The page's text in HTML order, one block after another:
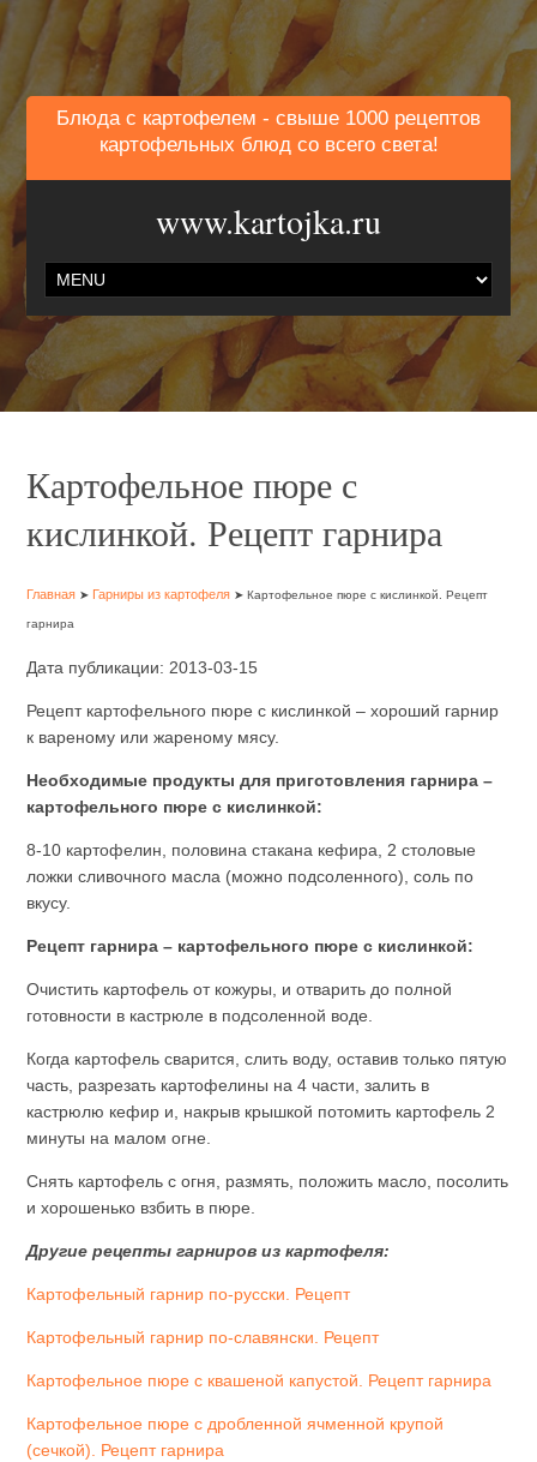
Блюда с картофелем - свыше 1000 рецептов
картофельных блюд со всего света!
www.kartojka.ru
Картофельное пюре с
кислинкой. Рецепт гарнира
Главная ➤ Гарниры из картофеля ➤ Картофельное пюре с кислинкой. Рецепт
гарнира
Дата публикации: 2013-03-15
Рецепт картофельного пюре с кислинкой – хороший гарнир
к вареному или жареному мясу.
Необходимые продукты для приготовления гарнира –
картофельного пюре с кислинкой:
8-10 картофелин, половина стакана кефира, 2 столовые
ложки сливочного масла (можно подсоленного), соль по
вкусу.
Рецепт гарнира – картофельного пюре с кислинкой:
Очистить картофель от кожуры, и отварить до полной
готовности в кастрюле в подсоленной воде.
Когда картофель сварится, слить воду, оставив только пятую
часть, разрезать картофелины на 4 части, залить в
кастрюлю кефир и, накрыв крышкой потомить картофель 2
минуты на малом огне.
Снять картофель с огня, размять, положить масло, посолить
и хорошенько взбить в пюре.
Другие рецепты гарниров из картофеля:
Картофельный гарнир по-русски. Рецепт
Картофельный гарнир по-славянски. Рецепт
Картофельное пюре с квашеной капустой. Рецепт гарнира
Картофельное пюре с дробленной ячменной крупой
(сечкой). Рецепт гарнира